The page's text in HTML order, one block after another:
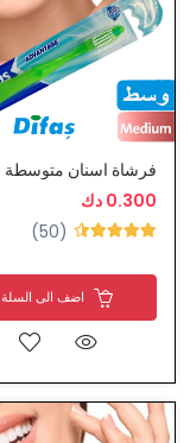
0.300 دك
(50)
اضف الى السلة